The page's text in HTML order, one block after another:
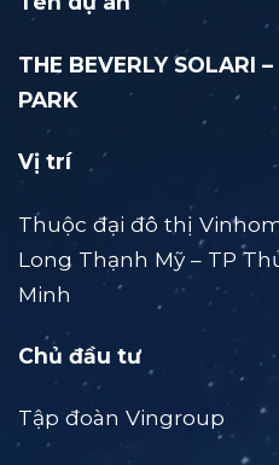
THE BEVERLY SOLARI
PARK
Vị trí
Thuộc đại đô thị
Long Thạnh Mỹ – TP
Minh
Chủ đầu tư
Tập đoàn Vingroup